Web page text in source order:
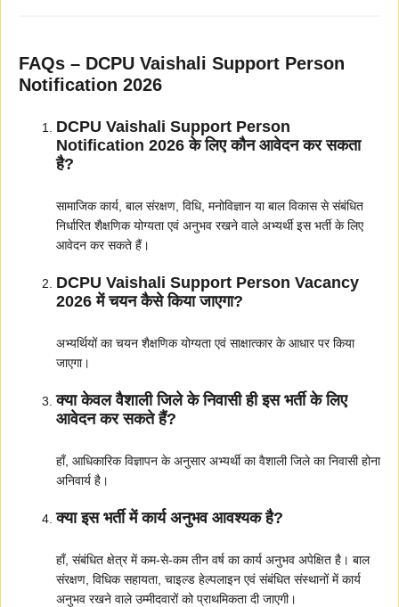
FAQs – DCPU Vaishali Support Person
Notification 2026
DCPU Vaishali Support Person
Notification 2026 के लिए कौन आवेदन कर सकता
है?
सामाजिक कार्य, बाल संरक्षण, विधि, मनोविज्ञान या बाल विकास से संबंधित
निर्धारित शैक्षणिक योग्यता एवं अनुभव रखने वाले अभ्यर्थी इस भर्ती के लिए
आवेदन कर सकते हैं।
DCPU Vaishali Support Person Vacancy
2026 में चयन कैसे किया जाएगा?
अभ्यर्थियों का चयन शैक्षणिक योग्यता एवं साक्षात्कार के आधार पर किया
जाएगा।
क्या केवल वैशाली जिले के निवासी ही इस भर्ती के लिए
आवेदन कर सकते हैं?
हाँ, आधिकारिक विज्ञापन के अनुसार अभ्यर्थी का वैशाली जिले का निवासी होना
अनिवार्य है।
क्या इस भर्ती में कार्य अनुभव आवश्यक है?
हाँ, संबंधित क्षेत्र में कम-से-कम तीन वर्ष का कार्य अनुभव अपेक्षित है। बाल
संरक्षण, विधिक सहायता, चाइल्ड हेल्पलाइन एवं संबंधित संस्थानों में कार्य
अनुभव रखने वाले उम्मीदवारों को प्राथमिकता दी जाएगी।